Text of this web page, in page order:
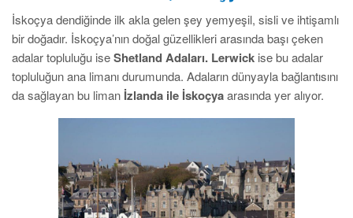
İskoçya dendiğinde ilk akla gelen şey yemyeşil, sisli ve ihtişamlı
bir doğadır. İskoçya’nın doğal güzellikleri arasında başı çeken
adalar topluluğu iseShetland Adaları. Lerwick ise bu adalar
topluluğun ana limanı durumunda. Adaların dünyayla bağlantısını
da sağlayan bu liman İzlanda ile İskoçyaarasında yer alıyor.